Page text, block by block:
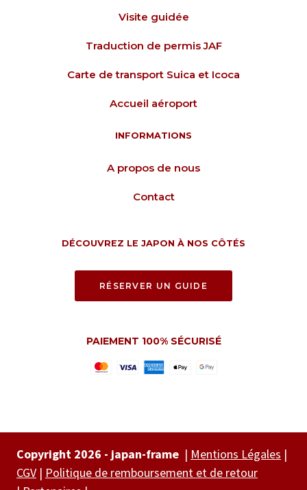
Visite guidée
Traduction de permis JAF
Carte de transport Suica et Icoca
Accueil aéroport
INFORMATIONS
A propos de nous
Contact
DÉCOUVREZ LE JAPON À NOS CÔTÉS
RÉSERVER UN GUIDE
PAIEMENT 100% SÉCURISÉ
Copyright 2026 - japan-frame | Mentions Légales |
CGV| Politique de remboursement et de retour